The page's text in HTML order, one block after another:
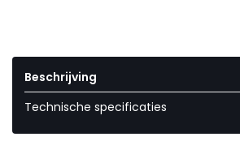
Beschrijving
Technische specificaties